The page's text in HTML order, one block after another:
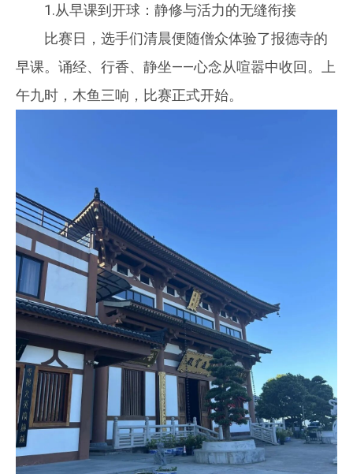
1.从早课到开球：静修与活力的无缝衔接
比赛日，选手们清晨便随僧众体验了报德寺的
早课。诵经、行香、静坐——心念从喧嚣中收回。上
午九时，木鱼三响，比赛正式开始。